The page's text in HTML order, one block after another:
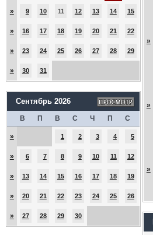
» 9 10 11 12 13 14 15
» 16 17 18 19 20 21 22
» 23 24 25 26 27 28 29
» 30 31
Сентябрь 2026
В П В С Ч П С
» 1 2 3 4 5
» 6 7 8 9 10 11 12
» 13 14 15 16 17 18 19
» 20 21 22 23 24 25 26
» 27 28 29 30
»
»
»